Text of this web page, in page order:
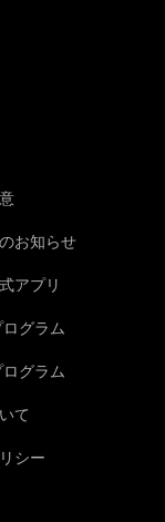
お知らせ
アプリ
グラム
グラム
て
シー